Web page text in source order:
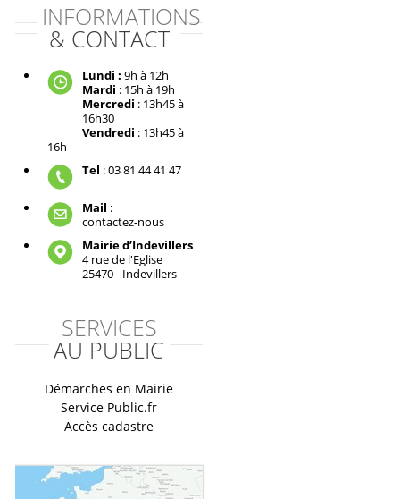
INFORMATIONS
& CONTACT
Lundi : 9h à 12h
Mardi : 15h à 19h
Mercredi : 13h45 à
16h30
Vendredi : 13h45 à
16h
Tel : 03 81 44 41 47
Mail :
contactez-nous
Mairie d’Indevillers
4 rue de l'Eglise
25470 - Indevillers
SERVICES
AU PUBLIC
Démarches en Mairie
Service Public.fr
Accès cadastre